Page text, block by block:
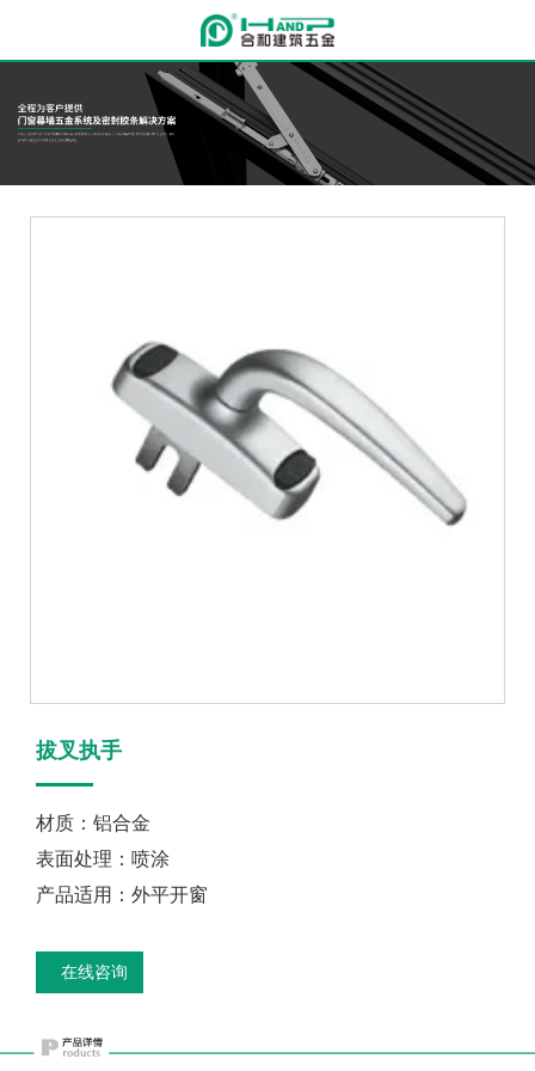
拔叉执手
材质：铝合金
表面处理：喷涂
产品适用：外平开窗
在线咨询